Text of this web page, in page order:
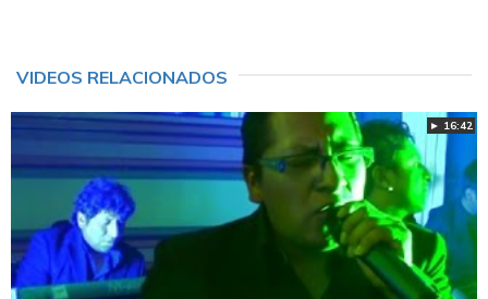
VIDEOS RELACIONADOS
► 16:42